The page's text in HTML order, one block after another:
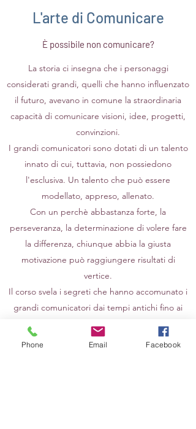
L'arte di Comunicare
È possibile non comunicare?
La storia ci insegna che i personaggi
considerati grandi, quelli che hanno influenzato
il futuro, avevano in comune la straordinaria
capacità di comunicare visioni, idee, progetti,
convinzioni.
I grandi comunicatori sono dotati di un talento
innato di cui, tuttavia, non possiedono
l'esclusiva. Un talento che può essere
modellato, appreso, allenato.
Con un perchè abbastanza forte, la
perseveranza, la determinazione di volere fare
la differenza, chiunque abbia la giusta
motivazione può raggiungere risultati di
vertice.
Il corso svela i segreti che hanno accomunato i
grandi comunicatori dai tempi antichi fino ai
giorni nostri, descrive la struttura e le tecniche
che danno vita a risultati certi e ripetibili negli
Phone Email Facebook